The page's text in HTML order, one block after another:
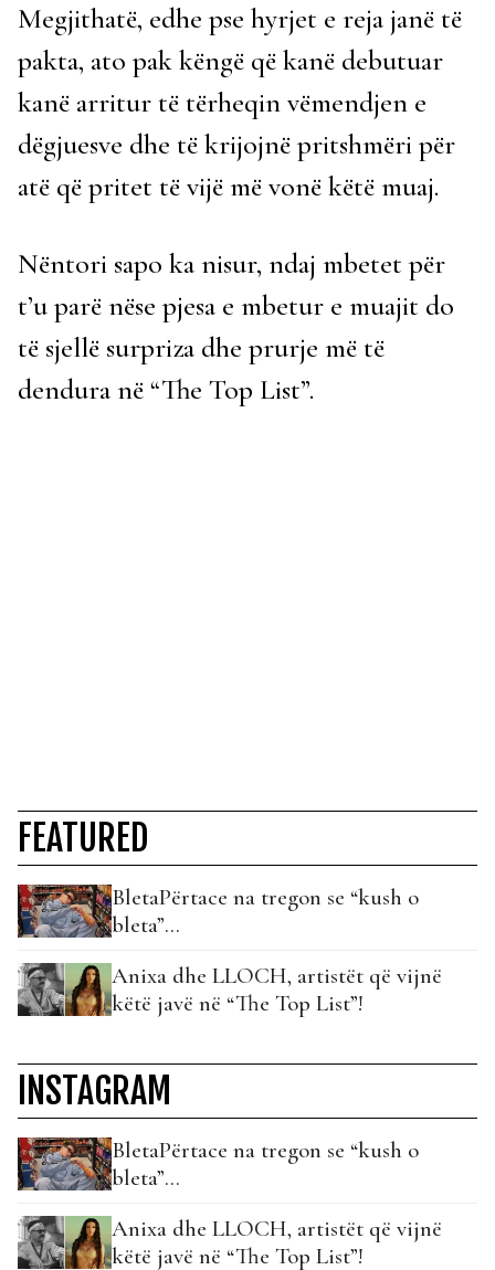
Megjithatë, edhe pse hyrjet e reja janë të
pakta, ato pak këngë që kanë debutuar
kanë arritur të tërheqin vëmendjen e
dëgjuesve dhe të krijojnë pritshmëri për
atë që pritet të vijë më vonë këtë muaj.
Nëntori sapo ka nisur, ndaj mbetet për
t’u parë nëse pjesa e mbetur e muajit do
të sjellë surpriza dhe prurje më të
dendura në “The Top List”.
FEATURED
BletaPërtace na tregon se “kush o
bleta”…
Anixa dhe LLOCH, artistët që vijnë
këtë javë në “The Top List”!
INSTAGRAM
BletaPërtace na tregon se “kush o
bleta”…
Anixa dhe LLOCH, artistët që vijnë
këtë javë në “The Top List”!